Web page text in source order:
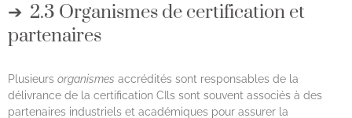
2.3 Organismes de certification et
partenaires
Plusieurs organismes accrédités sont responsables de la
délivrance de la certification CIls sont souvent associés à des
partenaires industriels et académiques pour assurer la